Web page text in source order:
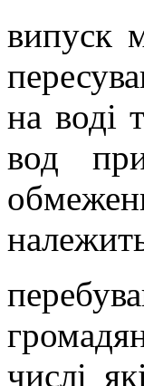
випуск
на воді
вод
числі